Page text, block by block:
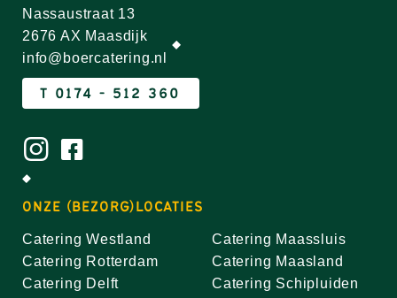
Nassaustraat 13
2676 AX Maasdijk
info@boercatering.nl
T 0174 - 512 360
ONZE (BEZORG)LOCATIES
Catering Westland
Catering Rotterdam
Catering Delft
Catering Maassluis
Catering Maasland
Catering Schipluiden